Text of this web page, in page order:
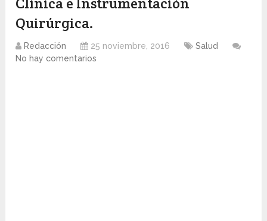
Quirúrgica.
Redacción 25 noviembre, 2016
Salud
No hay comentarios